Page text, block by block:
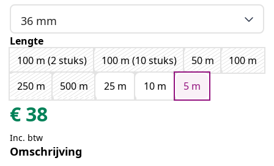
36 mm
Lengte
100 m (2 stuks)
100 m (10 stuks) 50 m
100 m
250 m
500 m 25 m 10 m 5 m
€ 38
Inc. btw
Omschrijving